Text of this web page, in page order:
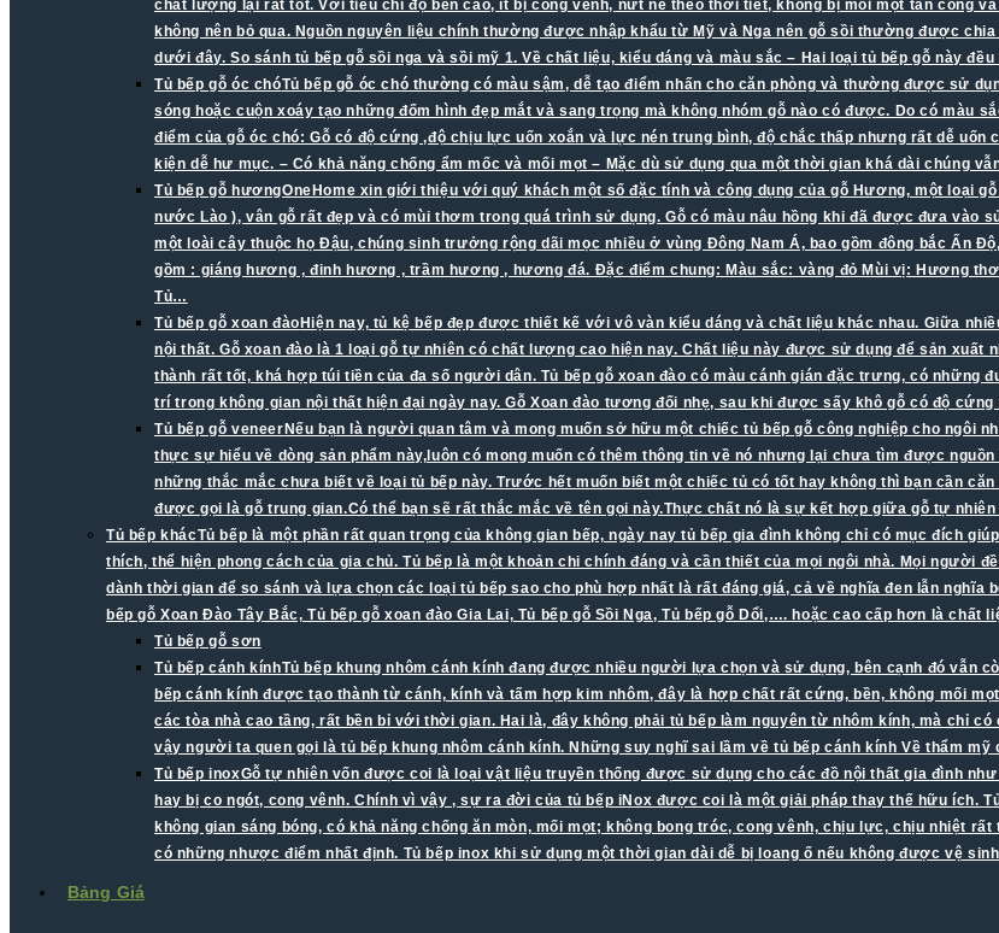
chất lượng lại rất tốt. Với tiêu chí độ bền cao, ít bị cong vênh, nứt nẻ theo thời tiết, không bị mối mọt tấn công
không nên bỏ qua. Nguồn nguyên liệu chính thường được nhập khẩu từ Mỹ và Nga nên gỗ sồi thường được
dưới đây. So sánh tủ bếp gỗ sồi nga và sồi mỹ 1. Về chất liệu, kiểu dáng và màu sắc – Hai loại tủ bếp gỗ này
Tủ bếp gỗ óc chóTủ bếp gỗ óc chó thường có màu sậm, dễ tạo điểm nhấn cho căn phòng và thường được sử
sóng hoặc cuộn xoáy tạo những đốm hình đẹp mắt và sang trọng mà không nhóm gỗ nào có được. Do có
điểm của gỗ óc chó: Gỗ có độ cứng ,độ chịu lực uốn xoắn và lực nén trung bình, độ chắc thấp nhưng rất dễ
kiện dễ hư mục. – Có khả năng chống ẩm mốc và mối mọt – Mặc dù sử dụng qua một thời gian khá dài chúng
Tủ bếp gỗ hươngOneHome xin giới thiệu với quý khách một số đặc tính và công dụng của gỗ Hương, một loại
nước Lào ), vân gỗ rất đẹp và có mùi thơm trong quá trình sử dụng. Gỗ có màu nâu hồng khi đã được đưa
một loài cây thuộc họ Đậu, chúng sinh trưởng rộng dãi mọc nhiều ở vùng Đông Nam Á, bao gồm đông bắc Ấn
gồm : giáng hương , đinh hương , trầm hương , hương đá. Đặc điểm chung: Màu sắc: vàng đỏ Mùi vị: Hương
Tủ…
Tủ bếp gỗ xoan đào Hiện nay, tủ kệ bếp đẹp được thiết kế với vô vàn kiểu dáng và chất liệu khác nhau. Giữa
nội thất. Gỗ xoan đào là 1 loại gỗ tự nhiên có chất lượng cao hiện nay. Chất liệu này được sử dụng để sản
thành rất tốt, khá hợp túi tiền của đa số người dân. Tủ bếp gỗ xoan đào có màu cánh gián đặc trưng, có
trí trong không gian nội thất hiện đại ngày nay. Gỗ Xoan đào tương đối nhẹ, sau khi được sấy khô gỗ có độ
Tủ bếp gỗ veneer Nếu bạn là người quan tâm và mong muốn sở hữu một chiếc tủ bếp gỗ công nghiệp cho ngôi
thực sự hiểu về dòng sản phẩm này,luôn có mong muốn có thêm thông tin về nó nhưng lại chưa tìm được
những thắc mắc chưa biết về loại tủ bếp này. Trước hết muốn biết một chiếc tủ có tốt hay không thì bạn cần
được gọi là gỗ trung gian.Có thể bạn sẽ rất thắc mắc về tên gọi này.Thực chất nó là sự kết hợp giữa gỗ tự
Tủ bếp khácTủ bếp là một phần rất quan trọng của không gian bếp, ngày nay tủ bếp gia đình không chỉ có mục đích
thích, thể hiện phong cách của gia chủ. Tủ bếp là một khoản chi chính đáng và cần thiết của mọi ngôi nhà. Mọi
dành thời gian để so sánh và lựa chọn các loại tủ bếp sao cho phù hợp nhất là rất đáng giá, cả về nghĩa đen lẫn
bếp gỗ Xoan Đào Tây Bắc, Tủ bếp gỗ xoan đào Gia Lai, Tủ bếp gỗ Sồi Nga, Tủ bếp gỗ Dổi,…. hoặc cao cấp hơn là
Tủ bếp gỗ sơn
Tủ bếp cánh kínhTủ bếp khung nhôm cánh kính đang được nhiều người lựa chọn và sử dụng, bên cạnh đó vẫn
bếp cánh kính được tạo thành từ cánh, kính và tấm hợp kim nhôm, đây là hợp chất rất cứng, bền, không mối
các tòa nhà cao tầng, rất bền bỉ với thời gian. Hai là, đây không phải tủ bếp làm nguyên từ nhôm kính, mà chỉ
vậy người ta quen gọi là tủ bếp khung nhôm cánh kính. Những suy nghĩ sai lầm về tủ bếp cánh kính Về thẩm
Tủ bếp inoxGỗ tự nhiên vốn được coi là loại vật liệu truyền thống được sử dụng cho các đồ nội thất gia đình
hay bị co ngót, cong vênh. Chính vì vậy , sự ra đời của tủ bếp iNox được coi là một giải pháp thay thế hữu ích.
không gian sáng bóng, có khả năng chống ăn mòn, mối mọt; không bong tróc, cong vênh, chịu lực, chịu nhiệt
có những nhược điểm nhất định. Tủ bếp inox khi sử dụng một thời gian dài dễ bị loang ố nếu không được vệ
Bảng Giá